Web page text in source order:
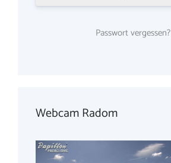
Passwort vergessen?
Webcam Radom